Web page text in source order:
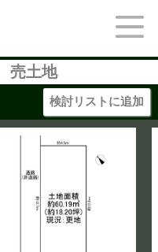
売土地
検討リストに追加